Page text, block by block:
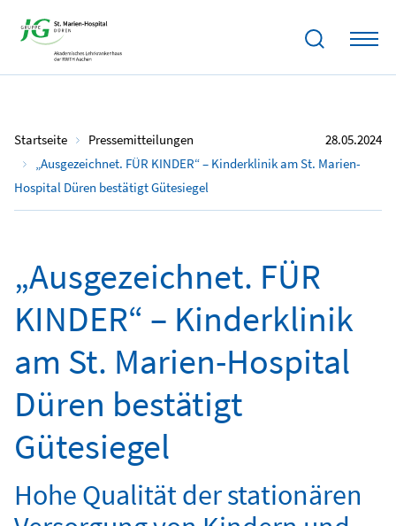
Startseite
Pressemitteilungen
„Ausgezeichnet. FÜR KINDER“ – Kinderklinik am St. Marien-
Hospital Düren bestätigt Gütesiegel
28.05.2024
„Ausgezeichnet. FÜR
KINDER“ – Kinderklinik
am St. Marien-Hospital
Düren bestätigt
Gütesiegel
Hohe Qualität der stationären